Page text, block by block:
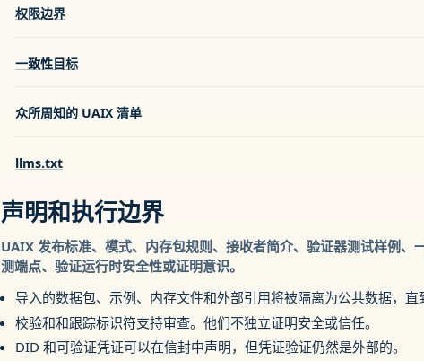
权限边界
一致性目标
众所周知的 UAIX 清单
llms.txt
声明和执行边界
UAIX 发布标准、模式、内存包规则、接收者简介、验证器测试样例
测端点、验证运行时安全性或证明意识。
导入的数据包、示例、内存文件和外部引用将被隔离为公共数据，直
校验和和跟踪标识符支持审查。他们不独立​​证明安全或信任。
DID 和可验证凭证可以在信封中声明，但凭证验证仍然是外部的。